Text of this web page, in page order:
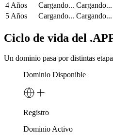
4 Años
Cargando... Cargando...
5 Años
Cargando... Cargando...
Ciclo de vida del
Un dominio pasa por distintas
Dominio Disponible
Registro
Dominio Activo